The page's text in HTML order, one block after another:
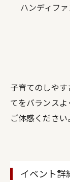
ハンディフ
子育てのしや
てをバランス
ご体感ください。
イベント詳